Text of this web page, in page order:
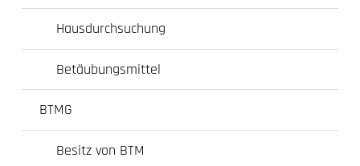
Hausdurchsuchung
Betäubungsmittel
BTMG
Besitz von BTM